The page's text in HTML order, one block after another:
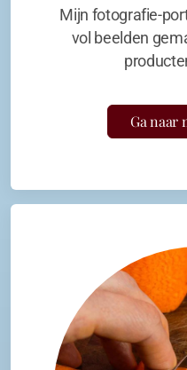
Mijn fotografie-
vol beelden
Ga naar